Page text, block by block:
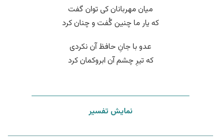
میان مهربانان کی توان گفت
که یار ما چنین گُفت و چنان کرد
عدو با جانِ حافظ آن نکردی
که تیرِ چشم آن ابروکمان کرد
نمایش تفسیر